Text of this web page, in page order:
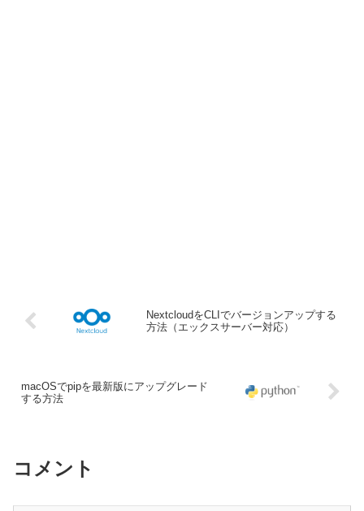
NextcloudをCLIでバージョンアップする
方法（エックスサーバー対応）
macOSでpipを最新版にアップグレード
する方法
コメント